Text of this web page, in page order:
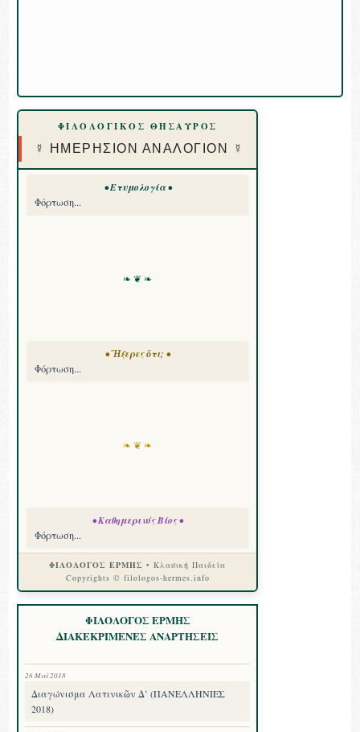
ΦΙΛΟΛΟΓΙΚΟΣ ΘΗΣΑΥΡΟΣ
☿ ΗΜΕΡΗΣΙΟΝ ΑΝΑΛΟΓΙΟΝ ☿
• Ετυμολογία •
Φόρτωση...
❧ ❦ ❧
• Ἤξερες ὅτι; •
Φόρτωση...
❧ ❦ ❧
• Καθημερινός Βίος •
Φόρτωση...
ΦΙΛΟΛΟΓΟΣ ΕΡΜΗΣ • Κλασική Παιδεία
Copyrights © filologos-hermes.info
ΦΙΛΟΛΟΓΟΣ ΕΡΜΗΣ
ΔΙΑΚΕΚΡΙΜΕΝΕΣ ΑΝΑΡΤΗΣΕΙΣ
26 Μαΐ 2018
Διαγώνισμα Λατινικῶν Δ’ (ΠΑΝΕΛΛΗΝΙΕΣ
2018)